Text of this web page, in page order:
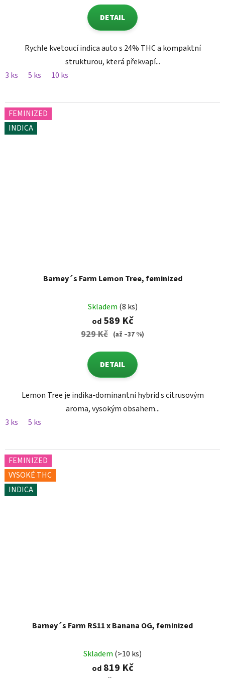
DETAIL
Rychle kvetoucí indica auto s 24% THC a kompaktní
strukturou, která překvapí...
3 ks
5 ks 10 ks
FEMINIZED
INDICA
Barney´s Farm Lemon Tree, feminized
Skladem (8 ks)
od589 Kč
929 Kč (až –37 %)
DETAIL
Lemon Tree je indika-dominantní hybrid s citrusovým
aroma, vysokým obsahem...
3 ks
5 ks
FEMINIZED
VYSOKÉ THC
INDICA
Barney´s Farm RS11 x Banana OG, feminized
Skladem (>10 ks)
od819 Kč